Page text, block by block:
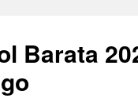
Barata